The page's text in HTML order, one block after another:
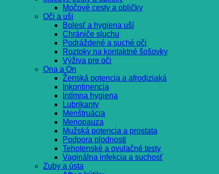
Močové cesty a obličky
Oči a uši
Bolesť a hygiena uší
Chrániče sluchu
Podráždené a suché oči
Roztoky na kontaktné šošovky
Výživa pre oči
Ona a On
Ženská potencia a afrodiziaká
Inkontinencia
Intímna hygiena
Lubrikanty
Menštruácia
Menopauza
Mužská potencia a prostata
Podpora plodnosti
Tehotenské a ovulačné testy
Vaginálna infekcia a suchosť
Zuby a ústa